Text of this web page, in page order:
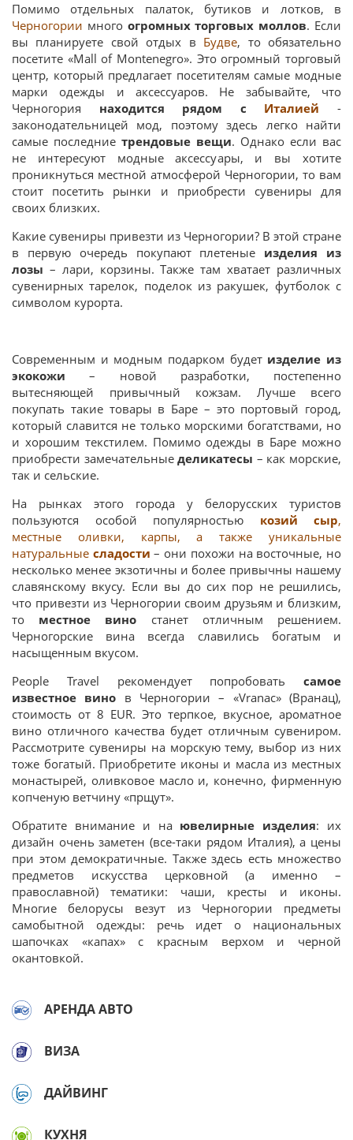
Помимо отдельных палаток, бутиков и лотков, в
Черногории много огромных торговых моллов. Если
вы планируете свой отдых в Будве, то обязательно
посетите «Мall of Montenegro». Это огромный торговый
центр, который предлагает посетителям самые модные
марки одежды и аксессуаров. Не забывайте, что
Черногория находится рядом с Италией -
законодательницей мод, поэтому здесь легко найти
самые последние трендовые вещи. Однако если вас
не интересуют модные аксессуары, и вы хотите
проникнуться местной атмосферой Черногории, то вам
стоит посетить рынки и приобрести сувениры для
своих близких.
Какие сувениры привезти из Черногории? В этой стране
в первую очередь покупают плетеные изделия из
лозы – лари, корзины. Также там хватает различных
сувенирных тарелок, поделок из ракушек, футболок с
символом курорта.
Современным и модным подарком будетизделие из
экокожи – новой разработки, постепенно
вытесняющей привычный кожзам. Лучше всего
покупать такие товары в Баре – это портовый город,
который славится не только морскими богатствами, но
и хорошим текстилем. Помимо одежды в Баре можно
приобрести замечательныеделикатесы – как морские,
так и сельские.
На рынках этого города у белорусских туристов
пользуются особой популярностью козий сыр,
местные оливки, карпы, а также уникальные
натуральные сладости – они похожи на восточные, но
несколько менее экзотичны и более привычны нашему
славянскому вкусу. Если вы до сих пор не решились,
что привезти из Черногории своим друзьям и близким,
то местное вино станет отличным решением.
Черногорские вина всегда славились богатым и
насыщенным вкусом.
People Travel рекомендует попробовать самое
известное вино в Черногории – «Vranac» (Вранац),
стоимость от 8 EUR. Это терпкое, вкусное, ароматное
вино отличного качества будет отличным сувениром.
Рассмотрите сувениры на морскую тему, выбор из них
тоже богатый. Приобретите иконы и масла из местных
монастырей, оливковое масло и, конечно, фирменную
копченую ветчину «прщут».
Обратите внимание и наювелирные изделия: их
дизайн очень заметен (все-таки рядом Италия), а цены
при этом демократичные. Также здесь есть множество
предметов искусства церковной (а именно –
православной) тематики: чаши, кресты и иконы.
Многие белорусы везут из Черногории предметы
самобытной одежды: речь идет о национальных
шапочках «капах» с красным верхом и черной
окантовкой.
АРЕНДА АВТО
ВИЗА
ДАЙВИНГ
КУХНЯ